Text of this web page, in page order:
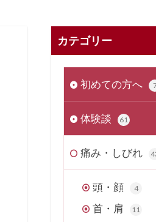
カテゴリー
初めての方へ
体験談 61
痛み・しびれ
頭・顔 4
首・肩 11